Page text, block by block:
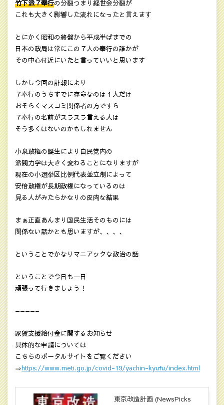
竹下派７奉行の分裂つまり経世会分裂が
これも大きく影響した流れになったと言えます
とにかく昭和の終盤から平成半ばまでの
日本の政局は常にこの７人の奉行の誰かが
その中心付近にいたと言っていいと思います
しかし今回の訃報により
７奉行のうちすでに存命なのは１人だけ
おそらくマスコミ関係者の方ですら
７奉行の名前がスラスラ言える人は
そう多くはないのかもしれません
小泉政権の誕生により自民党内の
派閥力学は大きく変わることになりますが
現在の小選挙区比例代表並立制によって
安倍政権が長期政権になっているのは
見る人がみたらかなりの皮肉な結果
まぁ正直あんまり国民生活そのものには
関係ない話かとも思いますが、、、、
ということでかなりマニアックな政治の話
ということで今日も一日
頑張って行きましょう！
————–
家賃支援給付金に関するお知らせ
具体的な申請については
こちらのポータルサイトをご覧ください
⇒https://www.meti.go.jp/covid-19/yachin-kyufu/index.html
東京改造計画 (NewsPicks